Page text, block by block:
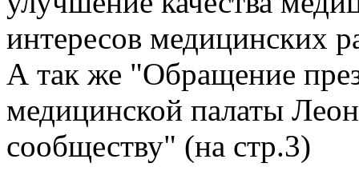
интересов медицинских
А так же "Обращение
медицинской палаты
сообществу" (на стр.3)